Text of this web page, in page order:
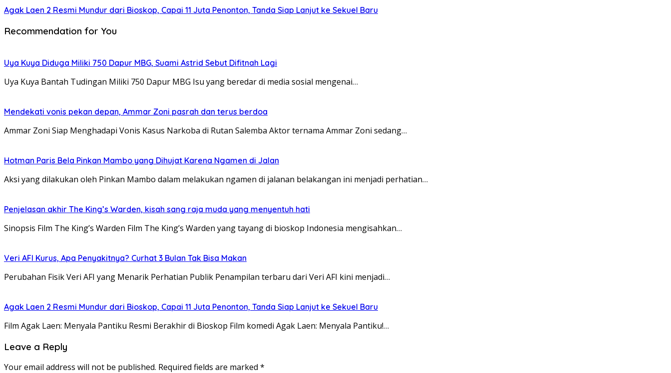
Agak Laen 2 Resmi Mundur dari Bioskop, Capai 11 Juta Penonton, Tanda Siap Lanjut ke Sekuel Baru
Recommendation for You
Uya Kuya Diduga Miliki 750 Dapur MBG, Suami Astrid Sebut Difitnah Lagi
Uya Kuya Bantah Tudingan Miliki 750 Dapur MBG Isu yang beredar di media sosial mengenai…
Mendekati vonis pekan depan, Ammar Zoni pasrah dan terus berdoa
Ammar Zoni Siap Menghadapi Vonis Kasus Narkoba di Rutan Salemba Aktor ternama Ammar Zoni sedang…
Hotman Paris Bela Pinkan Mambo yang Dihujat Karena Ngamen di Jalan
Aksi yang dilakukan oleh Pinkan Mambo dalam melakukan ngamen di jalanan belakangan ini menjadi perhatian…
Penjelasan akhir The King’s Warden, kisah sang raja muda yang menyentuh hati
Sinopsis Film The King’s Warden Film The King’s Warden yang tayang di bioskop Indonesia mengisahkan…
Veri AFI Kurus, Apa Penyakitnya? Curhat 3 Bulan Tak Bisa Makan
Perubahan Fisik Veri AFI yang Menarik Perhatian Publik Penampilan terbaru dari Veri AFI kini menjadi…
Agak Laen 2 Resmi Mundur dari Bioskop, Capai 11 Juta Penonton, Tanda Siap Lanjut ke Sekuel Baru
Film Agak Laen: Menyala Pantiku Resmi Berakhir di Bioskop Film komedi Agak Laen: Menyala Pantiku!…
Leave a Reply
Your email address will not be published. Required fields are marked *